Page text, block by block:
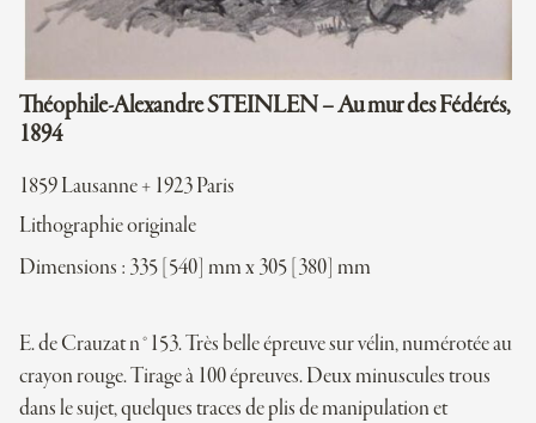
Théophile-Alexandre STEINLEN – Au mur des Fédérés,
1894
1859 Lausanne + 1923 Paris
Lithographie originale
Dimensions : 335 [540] mm x 305 [380] mm
E. de Crauzat n°153. Très belle épreuve sur vélin, numérotée au
crayon rouge. Tirage à 100 épreuves. Deux minuscules trous
dans le sujet, quelques traces de plis de manipulation et